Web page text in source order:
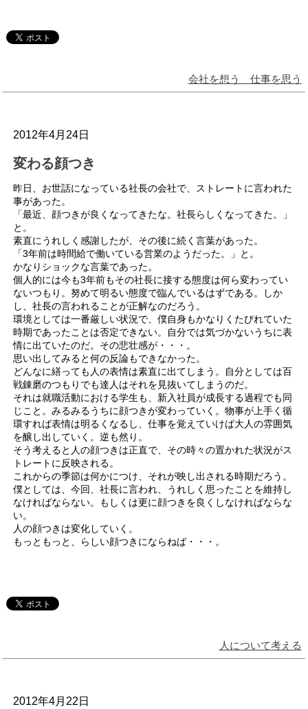
会社を想う 仕事を思う
2012年4月24日
変わる顔つき
昨日、お世話になっている社長の会社で、ストレートに言われた
事があった。
「最近、顔つきが良くなってきたな。社長らしくなってきた。」
と。
素直にうれしく感謝したが、その後に続く言葉があった。
「3年前は時間給で働いている営業のようだった。」と。
かなりショックな言葉であった。
個人的には今も3年前もその社長に接する態度は何ら変わってい
ないつもり。努めて明るい態度で臨んでいるはずである。しか
し、社長の言われることが正解なのだろう。
環境としては一番厳しい状況で、僕自身もかなりくたびれていた
時期であったことは否定できない。自分では気づかないうちに表
情に出ていたのだ。その悲壮感が・・・。
思い出してみると何の反論もできなかった。
どんなに繕っても人の表情は素直に出てしまう。自分としては百
戦錬磨のつもりでも達人はそれを見抜いてしまうのだ。
それは就職活動における学生も、新入社員が成長する過程でも同
じこと。みるみるうちに顔つきが変わっていく。物事が上手く循
環すれば表情は明るくなるし、仕事を覚えていけば大人の雰囲気
を醸し出していく。逆も然り。
そう考えると人の顔つきは正直で、その時々の置かれた状況がス
トレートに反映される。
これからの季節は何かにつけ、それが映し出される時期だろう。
僕としては、今回、社長に言われ、うれしく思ったことを維持し
なければならない。もしくは更に顔つきを良くしなければならな
い。
人の顔つきは変化していく。
もっともっと、らしい顔つきにならねば・・・。
人について考える
2012年4月22日